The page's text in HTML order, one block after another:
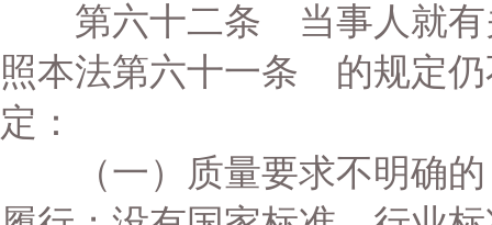
第六十二条 当事人就有
照本法第六十一条 的规定仍
定：
（一）质量要求不明确的